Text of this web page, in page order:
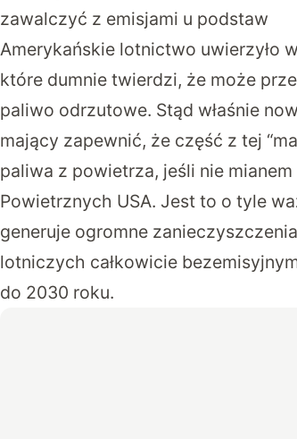
zawalczyć z emisjami u podstaw
Amerykańskie lotnictwo uwierzyło
które dumnie twierdzi, że może
paliwo odrzutowe. Stąd właśnie
mający zapewnić, że część z tej
paliwa z powietrza, jeśli nie mianem
Powietrznych USA. Jest to o tyle
generuje ogromne zanieczyszczenia
lotniczych całkowicie
do 2030 roku.